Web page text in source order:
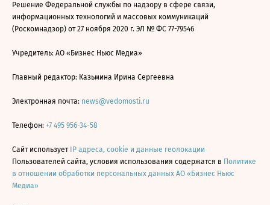
Решение Федеральной службы по надзору в сфере связи,
информационных технологий и массовых коммуникаций
(Роскомнадзор) от 27 ноября 2020 г. ЭЛ № ФС 77-79546
Учредитель: АО «Бизнес Ньюс Медиа»
Главный редактор: Казьмина Ирина Сергеевна
Электронная почта: news@vedomosti.ru
Телефон: +7 495 956-34-58
Сайт использует IP адреса, cookie и данные геолокации
Пользователей сайта, условия использования содержатся в Политике
в отношении обработки персональных данных АО «Бизнес Ньюс
Медиа»